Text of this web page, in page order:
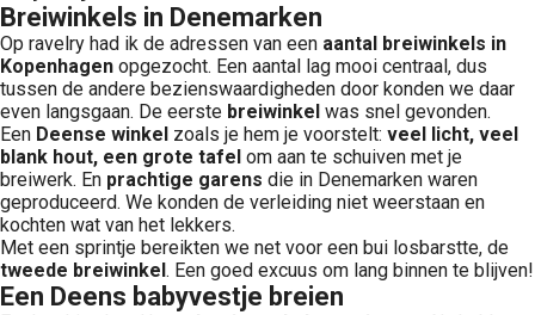
Breiwinkels in Denemarken
Op ravelry had ik de adressen van een aantal breiwinkels in
Kopenhagen opgezocht. Een aantal lag mooi centraal, dus
tussen de andere bezienswaardigheden door konden we daar
even langsgaan. De eerste breiwinkel was snel gevonden.
Een Deense winkel zoals je hem je voorstelt: veel licht, veel
blank hout, een grote tafel om aan te schuiven met je
breiwerk. En prachtige garens die in Denemarken waren
geproduceerd. We konden de verleiding niet weerstaan en
kochten wat van het lekkers.
Met een sprintje bereikten we net voor een bui losbarstte, de
tweede breiwinkel. Een goed excuus om lang binnen te blijven!
Een Deens babyvestje breien